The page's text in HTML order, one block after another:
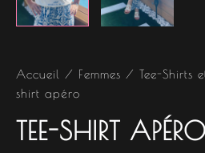
Accueil / Femmes / Tee-Shirts
shirt apéro
TEE-SHIRT APÉRO